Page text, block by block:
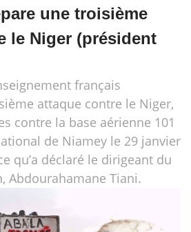
une troisième
le Niger (président
français
attaque contre le Niger,
contre la base aérienne 101
de Niamey le 29 janvier
qu’a déclaré le dirigeant du
Abdourahamane Tiani.